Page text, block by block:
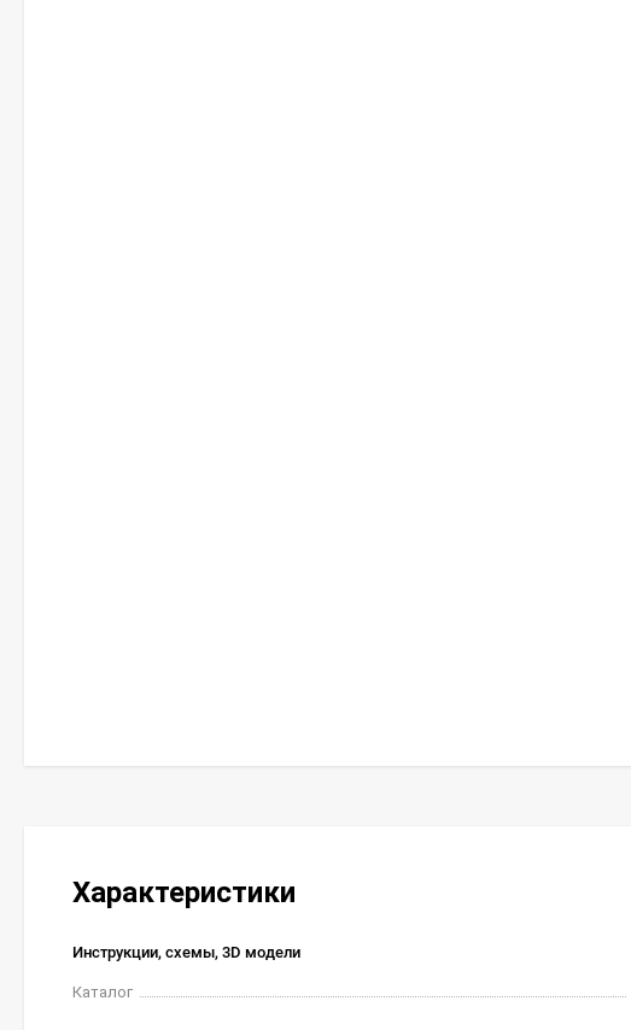
Характеристики
Инструкции, схемы, 3D модели
Каталог